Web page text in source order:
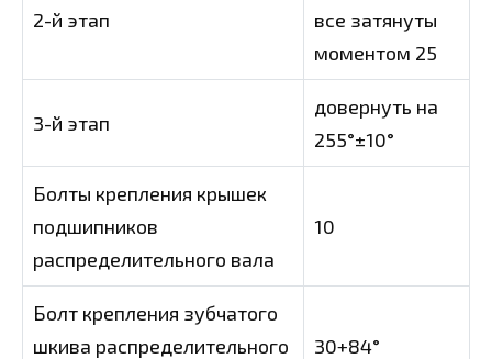
2-й этап
все затянуты
моментом 25
3-й этап
довернуть на
255°±10°
Болты крепления крышек
подшипников
распределительного вала
10
Болт крепления зубчатого
шкива распределительного
30+84°